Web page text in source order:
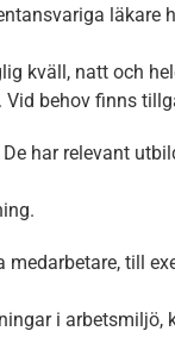
läkare
kväll, natt och
Vid behov finns
har relevant
till
i arbetsmiljö,